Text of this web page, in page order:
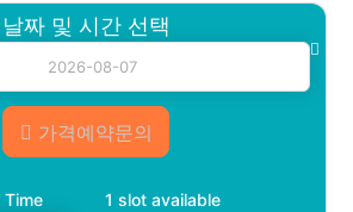
날짜 및 시간 선택
가격예약문의
Time 1 slot available